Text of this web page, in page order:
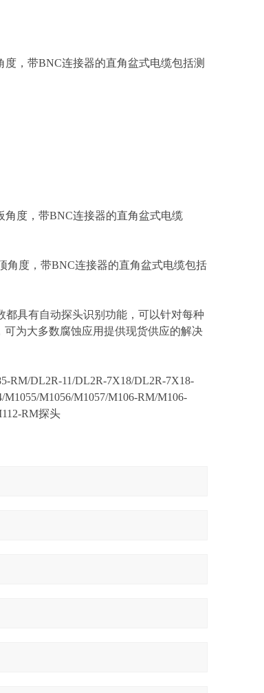
，带BNC连接器的直角盆式电缆包括测
角度，带BNC连接器的直角盆式电缆
角度，带BNC连接器的直角盆式电缆包括
具有自动探头识别功能，可以针对每种
为大多数腐蚀应用提供现货供应的解决
RM/DL2R-11/DL2R-7X18/DL2R-7X18-
M1056/M1057/M106-RM/M106-
RM探头